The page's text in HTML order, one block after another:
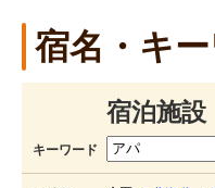
宿名・キ
宿泊施設
キーワード